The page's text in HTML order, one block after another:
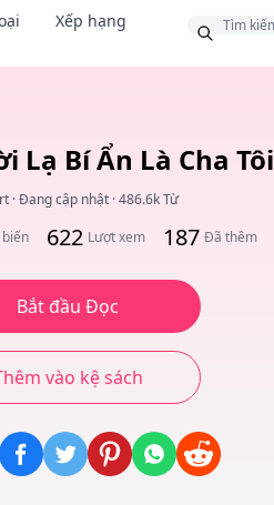
Xếp hạng
Lạ Bí Ẩn Là Cha Tôi
·Đang cập nhật ·486.6k Từ
biến 622 Lượt xem 187 Đã thêm
Bắt đầu Đọc
vào kệ sách